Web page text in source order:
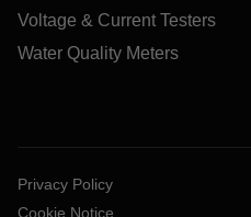
Voltage & Current Testers
Water Quality Meters
Privacy Policy
Cookie Notice